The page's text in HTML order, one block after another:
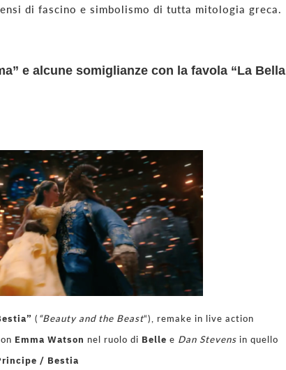
di fascino e simbolismo di tutta mitologia greca.
e alcune somiglianze con la favola “La Bella
( “Beauty and the Beast“), remake in live action
Emma Watson nel ruolo di Belle e Dan Stevens in quello
/ Bestia